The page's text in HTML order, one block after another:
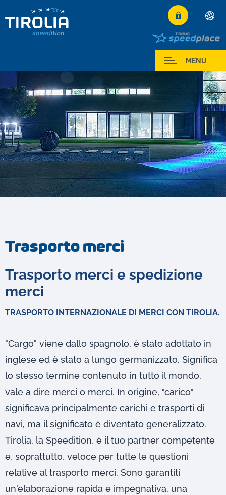
Deutsch
English
Français
Italiano
Polski
Česky
Magyar
Hrvatski
Română
MENU
Trasporto merci
Trasporto merci e spedizione
merci
TRASPORTO INTERNAZIONALE DI MERCI CON TIROLIA.
"Cargo" viene dallo spagnolo, è stato adottato in
inglese ed è stato a lungo germanizzato. Significa
lo stesso termine contenuto in tutto il mondo,
vale a dire merci o merci. In origine, "carico"
significava principalmente carichi e trasporti di
navi, ma il significato è diventato generalizzato.
Tirolia, la Speedition, è il tuo partner competente
e, soprattutto, veloce per tutte le questioni
relative al trasporto merci. Sono garantiti
un'elaborazione rapida e impegnativa, una